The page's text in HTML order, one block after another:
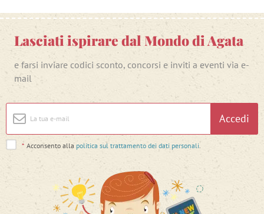
Lasciati ispirare dal Mondo di Agata
e farsi inviare codici sconto, concorsi e inviti a eventi via e-
mail
Accedi
* Acconsento alla politica sul trattamento dei dati personali